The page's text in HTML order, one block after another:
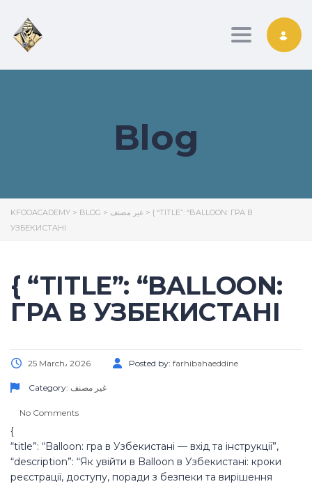
Toggle
Blog
KFOOACADEMY > BLOG > غير مصنف > { “TITLE”: “BALLOON: ГРА В
УЗБЕКИСТАНІ
{ “TITLE”: “BALLOON:
ГРА В УЗБЕКИСТАНІ
25 March، 2026 Posted by: farhibahaeddine
Category: غير مصنف
No Comments
{
“title”: “Balloon: гра в Узбекистані — вхід та інструкції”,
“description”: “Як увійти в Balloon в Узбекистані: кроки
реєстрації, доступу, поради з безпеки та вирішення